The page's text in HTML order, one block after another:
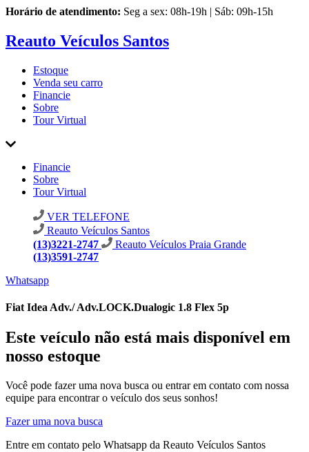
Horário de atendimento: Seg a sex: 08h-19h | Sáb: 09h-15h
Reauto Veículos Santos
Estoque
Venda seu carro
Financie
Sobre
Tour Virtual
Financie
Sobre
Tour Virtual
VER TELEFONE
Reauto Veículos Santos
(13)3221-2747
Reauto Veículos Praia Grande
(13)3591-2747
Whatsapp
Fiat Idea Adv./ Adv.LOCK.Dualogic 1.8 Flex 5p
Este veículo não está mais disponível em
nosso estoque
Você pode fazer uma nova busca ou entrar em contato com nossa
equipe para encontrar o veículo dos seus sonhos!
Fazer uma nova busca
Entre em contato pelo Whatsapp da Reauto Veículos Santos